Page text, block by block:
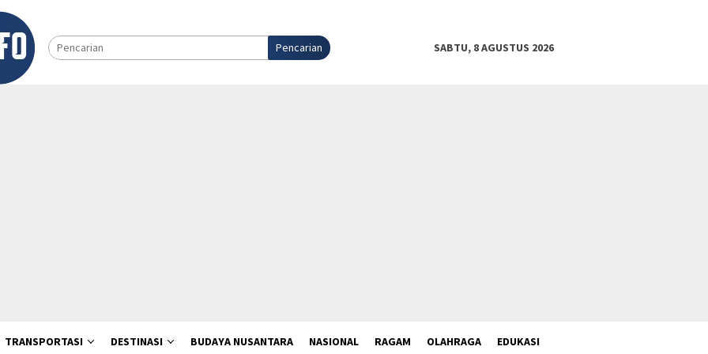
Pencarian SABTU, 8 AGUSTUS 2026
TRANSPORTASI DESTINASI BUDAYA NUSANTARA NASIONAL RAGAM OLAHRAGA EDUKASI